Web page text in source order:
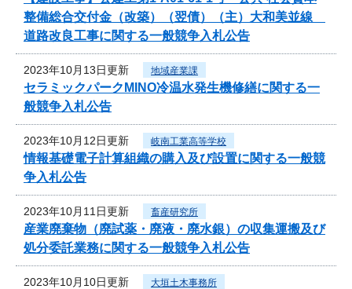
整備総合交付金（改築）（翌債）（主）大和美並線
道路改良工事に関する一般競争入札公告
2023年10月13日更新 地域産業課
セラミックパークMINO冷温水発生機修繕に関する一
般競争入札公告
2023年10月12日更新 岐南工業高等学校
情報基礎電子計算組織の購入及び設置に関する一般競
争入札公告
2023年10月11日更新 畜産研究所
産業廃棄物（廃試薬・廃液・廃水銀）の収集運搬及び
処分委託業務に関する一般競争入札公告
2023年10月10日更新 大垣土木事務所